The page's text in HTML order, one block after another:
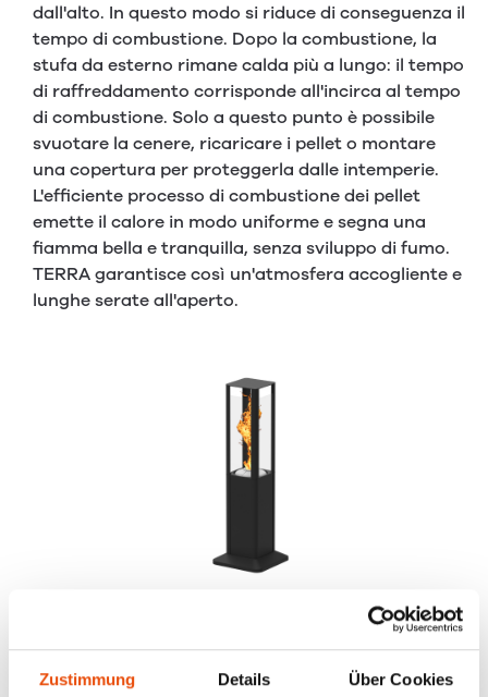
Zustimmung Details Über Cookies
dall'alto. In questo modo si riduce di conseguenza il
tempo di combustione. Dopo la combustione, la
stufa da esterno rimane calda più a lungo: il tempo
di raffreddamento corrisponde all'incirca al tempo
di combustione. Solo a questo punto è possibile
svuotare la cenere, ricaricare i pellet o montare
una copertura per proteggerla dalle intemperie.
L'efficiente processo di combustione dei pellet
emette il calore in modo uniforme e segna una
fiamma bella e tranquilla, senza sviluppo di fumo.
TERRA garantisce così un'atmosfera accogliente e
lunghe serate all'aperto.
SINTESI: